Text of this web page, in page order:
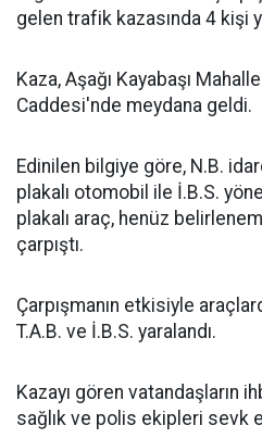
gelen trafik kazasında 4 kişi
Kaza, Aşağı Kayabaşı
Caddesi'nde meydana geldi.
Edinilen bilgiye göre, N.B.
plakalı otomobil ile İ.B.S.
plakalı araç, henüz
çarpıştı.
Çarpışmanın etkisiyle
T.A.B. ve İ.B.S. yaralandı.
Kazayı gören vatandaşların
sağlık ve polis ekipleri sevk